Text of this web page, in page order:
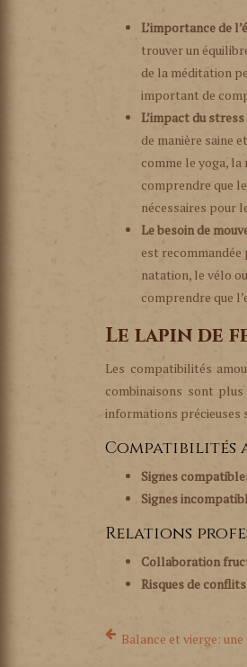
L’importance de
trouver un
de la méditation
important de
L’impact du stress
de manière saine
comme le yoga, la
comprendre que
nécessaires pour
Le besoin de
est recommandée
natation, le vélo
comprendre que
Le lapin de
Les compatibilités
combinaisons sont
informations
Compatibilités
Signes
Signes
Relations
Collaboration
Risques de
Balance et vierge: